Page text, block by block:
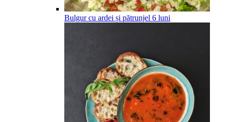
Bulgur cu ardei și pătrunjel 6 luni